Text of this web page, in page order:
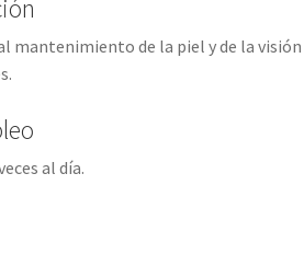
mantenimiento de la piel y de la
al día.